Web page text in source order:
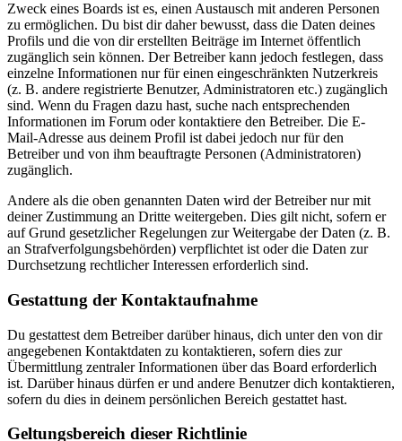
Zweck eines Boards ist es, einen Austausch mit anderen Personen
zu ermöglichen. Du bist dir daher bewusst, dass die Daten deines
Profils und die von dir erstellten Beiträge im Internet öffentlich
zugänglich sein können. Der Betreiber kann jedoch festlegen, dass
einzelne Informationen nur für einen eingeschränkten Nutzerkreis
(z. B. andere registrierte Benutzer, Administratoren etc.) zugänglich
sind. Wenn du Fragen dazu hast, suche nach entsprechenden
Informationen im Forum oder kontaktiere den Betreiber. Die E-
Mail-Adresse aus deinem Profil ist dabei jedoch nur für den
Betreiber und von ihm beauftragte Personen (Administratoren)
zugänglich.
Andere als die oben genannten Daten wird der Betreiber nur mit
deiner Zustimmung an Dritte weitergeben. Dies gilt nicht, sofern er
auf Grund gesetzlicher Regelungen zur Weitergabe der Daten (z. B.
an Strafverfolgungsbehörden) verpflichtet ist oder die Daten zur
Durchsetzung rechtlicher Interessen erforderlich sind.
Gestattung der Kontaktaufnahme
Du gestattest dem Betreiber darüber hinaus, dich unter den von dir
angegebenen Kontaktdaten zu kontaktieren, sofern dies zur
Übermittlung zentraler Informationen über das Board erforderlich
ist. Darüber hinaus dürfen er und andere Benutzer dich kontaktieren,
sofern du dies in deinem persönlichen Bereich gestattet hast.
Geltungsbereich dieser Richtlinie